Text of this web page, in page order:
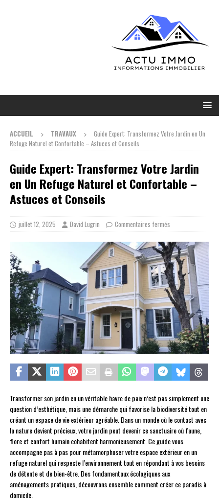
ACCUEIL TRAVAUX
Guide Expert: Transformez Votre Jardin en Un
Refuge Naturel et Confortable – Astuces et Conseils
Guide Expert: Transformez Votre Jardin
en Un Refuge Naturel et Confortable –
Astuces et Conseils
juillet 12, 2025 David Lugrin Commentaires fermés
Transformer son jardin en un véritable havre de paix n’est pas simplement une
question d’esthétique, mais une démarche qui favorise la biodiversité tout en
créant un espace de vie extérieur agréable. Dans un monde où le contact avec
la nature devient précieux, votre jardin peut devenir ce sanctuaire où faune,
flore et confort humain cohabitent harmonieusement. Ce guide vous
accompagne pas à pas pour métamorphoser votre espace extérieur en un
refuge naturel qui respecte l’environnement tout en répondant à vos besoins
de détente et de bien-être. Des fondamentaux écologiques aux
aménagements pratiques, découvrons ensemble comment créer ce paradis à
domicile.